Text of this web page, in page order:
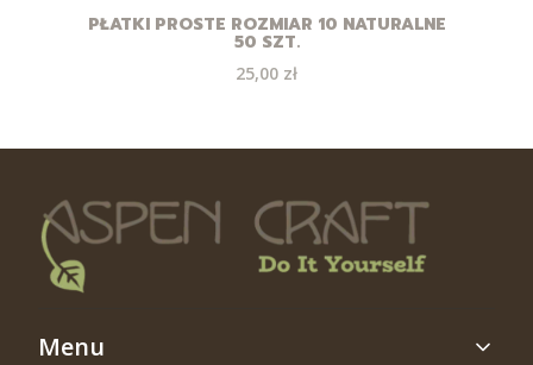
PŁATKI PROSTE ROZMIAR 10 NATURALNE
50 SZT.
Cena
25,00 zł
Linki w stopce
Menu